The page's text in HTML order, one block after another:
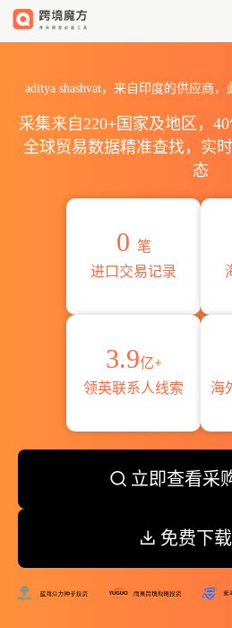
aditya shashvat，来自印度的供应商
采集来自220+国家及地区，
全球贸易数据精准查找，实
态
0 笔
进口交易记录
3.9亿+
领英联系人线索
海
立即查看采
免费下